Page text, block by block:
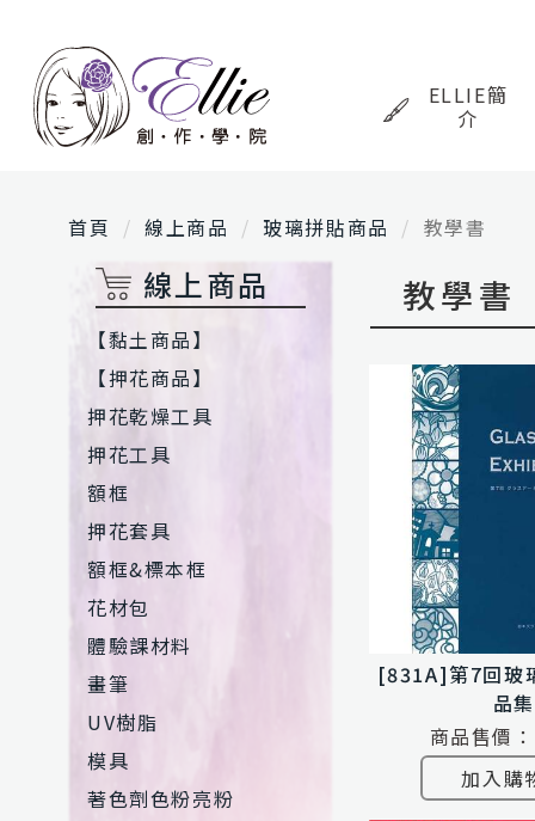
ELLIE簡
介
首頁 線上商品 玻璃拼貼商品 教學書
線上商品
【黏土商品】
【押花商品】
押花乾燥工具
押花工具
額框
押花套具
額框&標本框
花材包
體驗課材料
畫筆
UV樹脂
模具
著色劑色粉亮粉
教學書
[831A]第7回玻
品集
商品售價：
加入購